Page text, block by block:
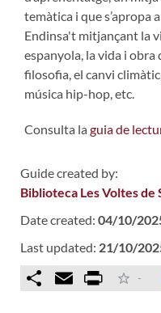
temàtica i que s’apropa
Endinsa't mitjançant la
espanyola, la vida i
filosofia, el canvi
música hip-hop, etc.
Consulta la guia de
Guide created by:
Biblioteca Les Voltes
Date created: 04/10/
Last updated: 21/10/
Comparteix
Email Print -